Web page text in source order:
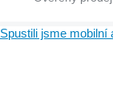
Spustili jsme mobilní